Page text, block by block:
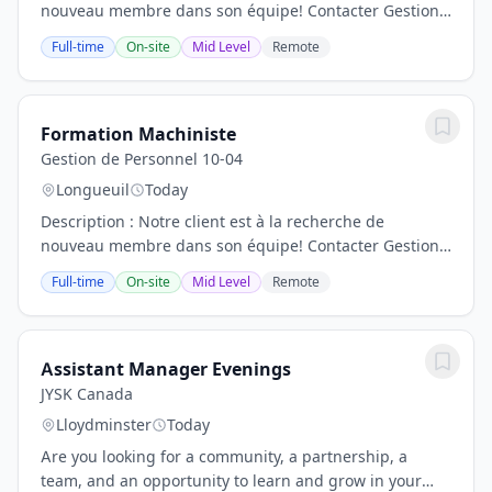
nouveau membre dans son équipe! Contacter Gestion
10-04 Responsabilités : -Opérer des machines-outils
conventionnelles pour l’usinage de...
Full-time On-site Mid Level Remote
Formation Machiniste
Gestion de Personnel 10-04
Longueuil
Today
Description : Notre client est à la recherche de
nouveau membre dans son équipe! Contacter Gestion
10-04 Responsabilités : -Opérer des machines-outils
conventionnelles pour l’usinage de...
Full-time On-site Mid Level Remote
Assistant Manager Evenings
JYSK Canada
Lloydminster
Today
Are you looking for a community, a partnership, a
team, and an opportunity to learn and grow in your